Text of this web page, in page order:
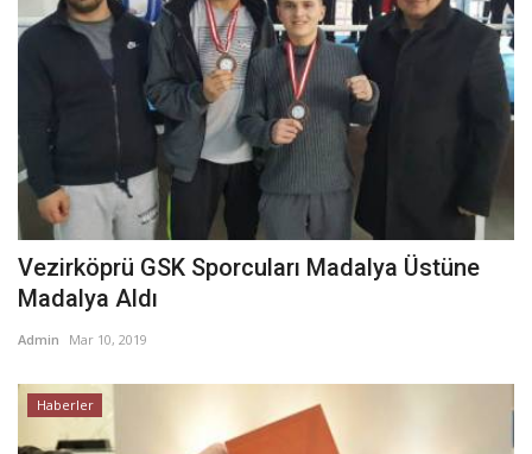
Vezirköprü GSK Sporcuları Madalya Üstüne
Madalya Aldı
Admin Mar 10, 2019
Haberler